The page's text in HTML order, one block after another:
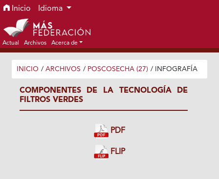
Ir al menú de navegación principal
Ir al contenido principal
Ir al pie de página del sitio
Inicio Idioma
Actual Archivos Acerca de
INICIO / ARCHIVOS / POSCOSECHA (27) / INFOGRAFÍA
COMPONENTES DE LA TECNOLOGÍA DE
FILTROS VERDES
PDF
FLIP